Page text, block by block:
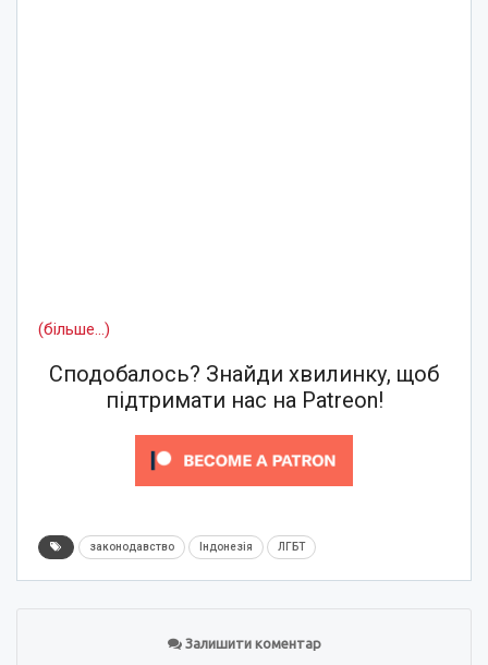
(більше…)
Сподобалось? Знайди хвилинку, щоб
підтримати нас на Patreon!
законодавство Індонезія ЛГБТ
Залишити коментар